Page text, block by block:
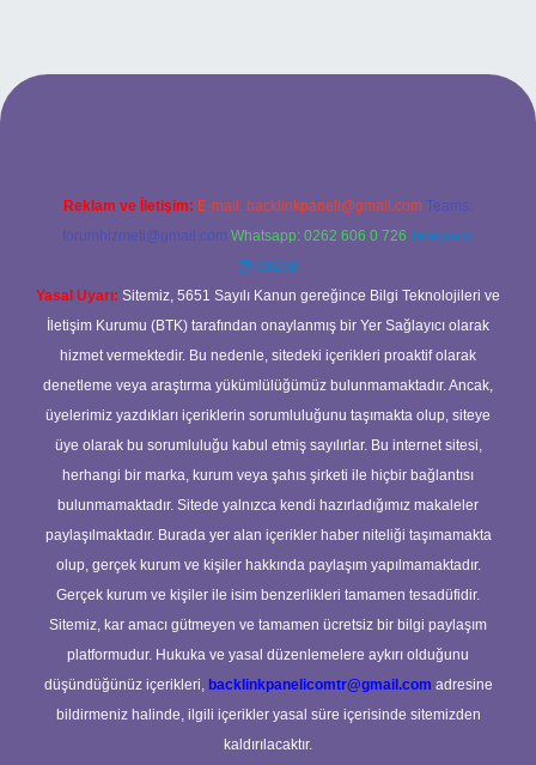
Reklam ve İletişim: E-mail: backlinkpaneli@gmail.com Teams:
forumhizmeti@gmail.com Whatsapp: 0262 606 0 726 Telegram:
@karabul
Yasal Uyarı: Sitemiz, 5651 Sayılı Kanun gereğince Bilgi Teknolojileri ve
İletişim Kurumu (BTK) tarafından onaylanmış bir Yer Sağlayıcı olarak
hizmet vermektedir. Bu nedenle, sitedeki içerikleri proaktif olarak
denetleme veya araştırma yükümlülüğümüz bulunmamaktadır. Ancak,
üyelerimiz yazdıkları içeriklerin sorumluluğunu taşımakta olup, siteye
üye olarak bu sorumluluğu kabul etmiş sayılırlar. Bu internet sitesi,
herhangi bir marka, kurum veya şahıs şirketi ile hiçbir bağlantısı
bulunmamaktadır. Sitede yalnızca kendi hazırladığımız makaleler
paylaşılmaktadır. Burada yer alan içerikler haber niteliği taşımamakta
olup, gerçek kurum ve kişiler hakkında paylaşım yapılmamaktadır.
Gerçek kurum ve kişiler ile isim benzerlikleri tamamen tesadüfidir.
Sitemiz, kar amacı gütmeyen ve tamamen ücretsiz bir bilgi paylaşım
platformudur. Hukuka ve yasal düzenlemelere aykırı olduğunu
düşündüğünüz içerikleri, backlinkpanelicomtr@gmail.com adresine
bildirmeniz halinde, ilgili içerikler yasal süre içerisinde sitemizden
kaldırılacaktır.